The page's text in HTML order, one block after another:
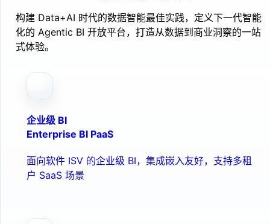
构建 Data+AI 时代的数据智能最佳实践，定义下一代智能
化的 Agentic BI 开放平台，打造从数据到商业洞察的一站
式体验。
企业级 BI
Enterprise BI PaaS
面向软件 ISV 的企业级 BI，集成嵌入友好，支持多租
户 SaaS 场景